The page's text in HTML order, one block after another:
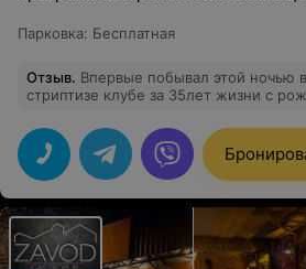
Парковка: Бесплатная
Отзыв. Впервые побывал этой ночью
стриптизе клубе за 35лет жизни с
обидно, что деньги кончились. Всем передаю привет с
воздушными поцелуями и
танцевали и в зале, и в привате. И
СПАСИБО ЗА ПРИЯТНУЮ НОЧЬ! Приду
обязательно.